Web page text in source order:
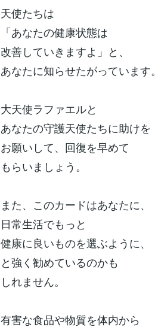
天使たちは
「あなたの健康状態は
改善していきますよ」と、
あなたに知らせたがっています。
大天使ラファエルと
あなたの守護天使たちに助けを
お願いして、回復を早めて
もらいましょう。
また、このカードはあなたに、
日常生活でもっと
健康に良いものを選ぶように、
と強く勧めているのかも
しれません。
有害な食品や物質を体内から